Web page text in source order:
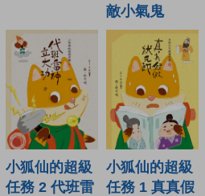
敵小氣鬼
小狐仙的超級
任務 2 代班雷
小狐仙的超級
任務 1 真真假